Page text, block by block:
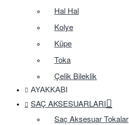
Hal Hal
Kolye
Küpe
Toka
Çelik Bileklik
AYAKKABI
SAÇ AKSESUARLARI
Saç Aksesuar Tokalar